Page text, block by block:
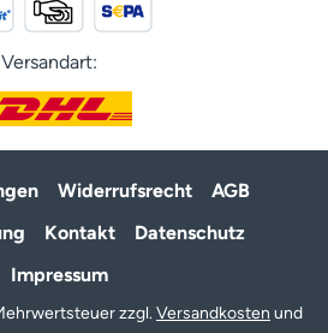
Versandart:
Widerrufsrecht
AGB
Kontakt
Datenschutz
Impressum
zzgl. Versandkosten und